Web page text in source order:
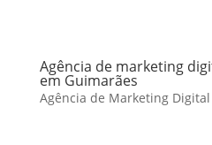
Agência de marketing
em Guimarães
Agência de Marketing